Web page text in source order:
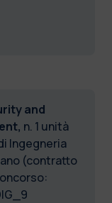
and
n. 1 unità
Ingegneria
(contratto